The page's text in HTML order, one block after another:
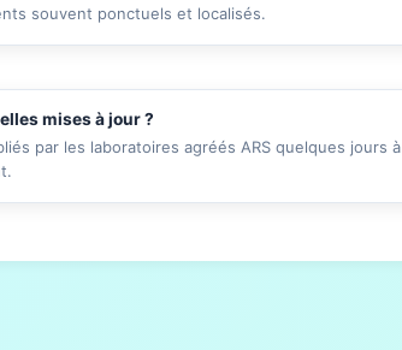
souvent ponctuels et localisés.
mises à jour ?
par les laboratoires agréés ARS quelques jours à